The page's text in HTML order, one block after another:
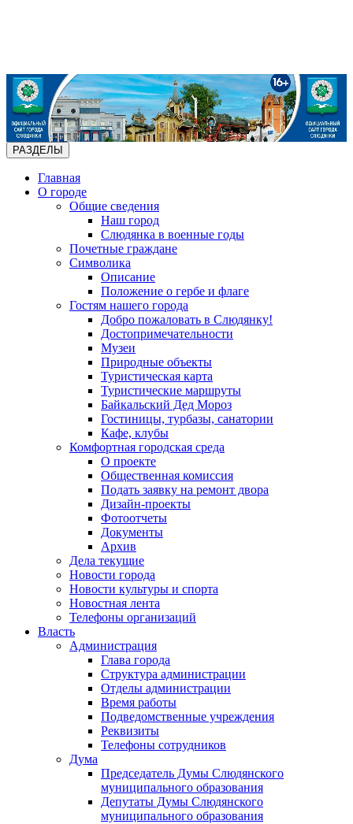
РАЗДЕЛЫ
Главная
О городе
Общие сведения
Наш город
Слюдянка в военные годы
Почетные граждане
Символика
Описание
Положение о гербе и флаге
Гостям нашего города
Добро пожаловать в Слюдянку!
Достопримечательности
Музеи
Природные объекты
Туристическая карта
Туристические маршруты
Байкальский Дед Мороз
Гостиницы, турбазы, санатории
Кафе, клубы
Комфортная городская среда
О проекте
Общественная комиссия
Подать заявку на ремонт двора
Дизайн-проекты
Фотоотчеты
Документы
Архив
Дела текущие
Новости города
Новости культуры и спорта
Новостная лента
Телефоны организаций
Власть
Администрация
Глава города
Структура администрации
Отделы администрации
Время работы
Подведомственные учреждения
Реквизиты
Телефоны сотрудников
Дума
Председатель Думы Слюдянского
муниципального образования
Депутаты Думы Слюдянского
муниципального образования